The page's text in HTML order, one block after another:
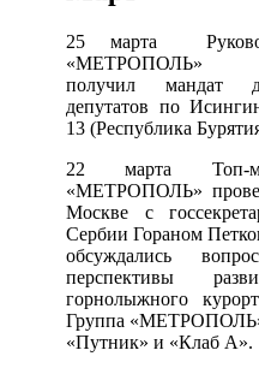
25 марта
«МЕТРОПОЛЬ»
получил мандат
депутатов по
13 (Республика
22 марта Топ-
«МЕТРОПОЛЬ»
Москве с
Сербии Гораном
обсуждались
перспективы
горнолыжного
Группа «МЕТРОПОЛЬ»
«Путник» и «Клаб А».